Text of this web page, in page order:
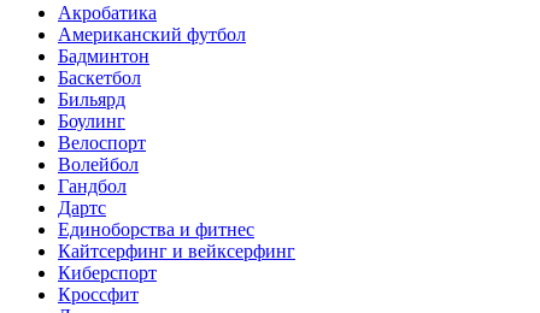
Акробатика
Американский футбол
Бадминтон
Баскетбол
Бильярд
Боулинг
Велоспорт
Волейбол
Гандбол
Дартс
Единоборства и фитнес
Кайтсерфинг и вейксерфинг
Киберспорт
Кроссфит